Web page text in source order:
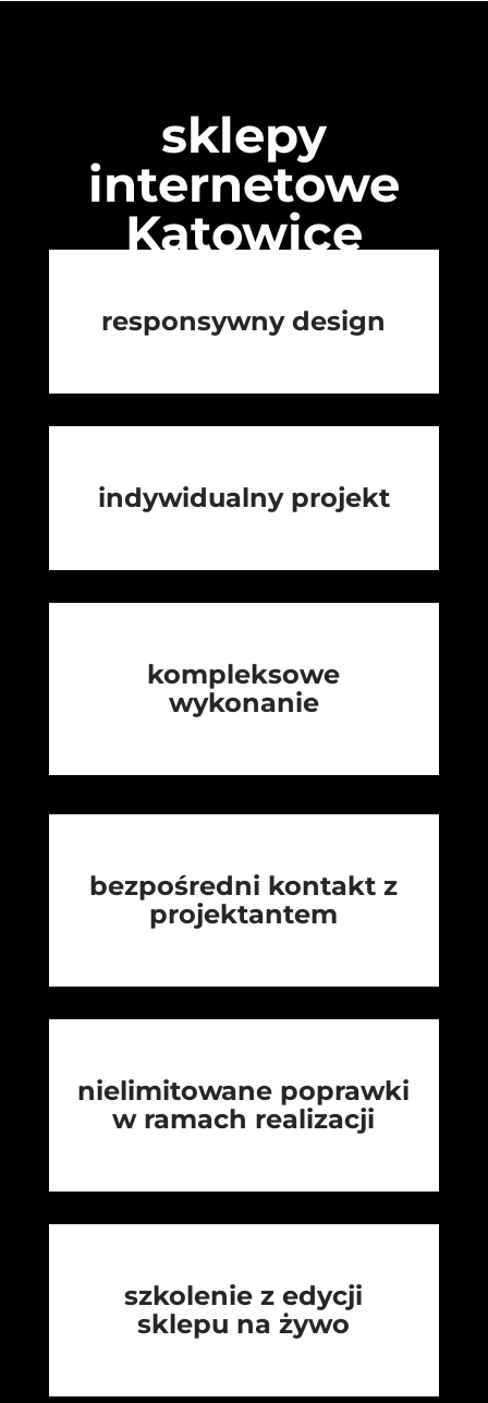
sklepy
internetowe
Katowice
responsywny design
indywidualny projekt
kompleksowe
wykonanie
bezpośredni kontakt z
projektantem
nielimitowane poprawki
w ramach realizacji
szkolenie z edycji
sklepu na żywo